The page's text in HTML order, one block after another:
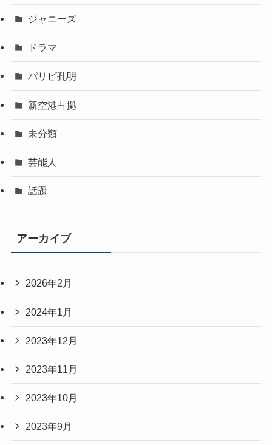
ジャニーズ
ドラマ
パリピ孔明
新空港占拠
未分類
芸能人
話題
アーカイブ
2026年2月
2024年1月
2023年12月
2023年11月
2023年10月
2023年9月